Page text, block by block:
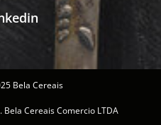
Bela Cereais
Cereais Comercio LTDA